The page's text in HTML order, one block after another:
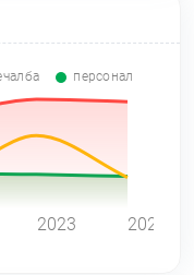
персонал
2023 2024